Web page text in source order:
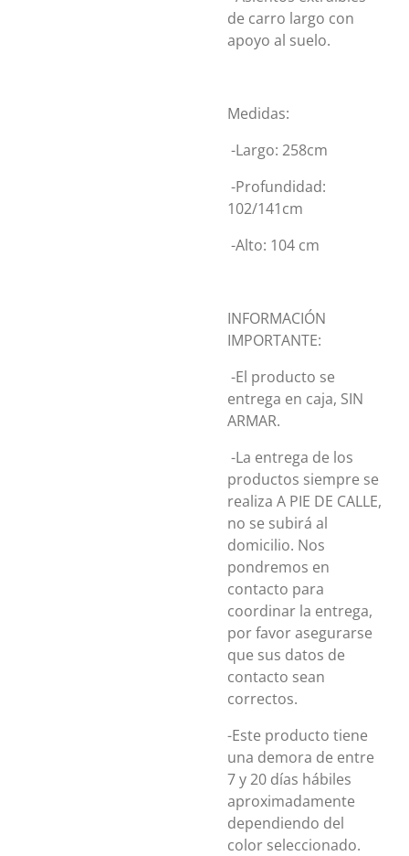
de carro largo con
apoyo al suelo.
Medidas:
-Largo: 258cm
-Profundidad:
102/141cm
-Alto: 104 cm
INFORMACIÓN
IMPORTANTE:
-El producto se
entrega en caja, SIN
ARMAR.
-La entrega de los
productos siempre se
realiza A PIE DE CALLE,
no se subirá al
domicilio. Nos
pondremos en
contacto para
coordinar la entrega,
por favor asegurarse
que sus datos de
contacto sean
correctos.
-Este producto tiene
una demora de entre
7 y 20 días hábiles
aproximadamente
dependiendo del
color seleccionado.